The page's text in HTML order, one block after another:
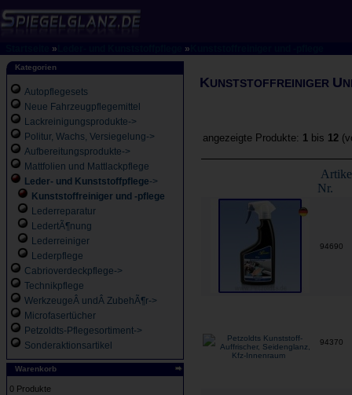
» »
Kategorien
Autopflegesets
Neue Fahrzeugpflegemittel
Lackreinigungsprodukte->
Politur, Wachs, Versiegelung->
Aufbereitungsprodukte->
Mattfolien und Mattlackpflege
Leder- und Kunststoffpflege->
Kunststoffreiniger und -pflege
Lederreparatur
LedertÃ¶nung
Lederreiniger
Lederpflege
Cabrioverdeckpflege->
Technikpflege
WerkzeugeÂ undÂ ZubehÃ¶r->
Microfasertücher
Petzoldts-Pflegesortiment->
Sonderaktionsartikel
Warenkorb
0 Produkte
KUNSTSTOFFREINIGER U
angezeigte Produkte: 1 bis 12
Nr.
94690
94370